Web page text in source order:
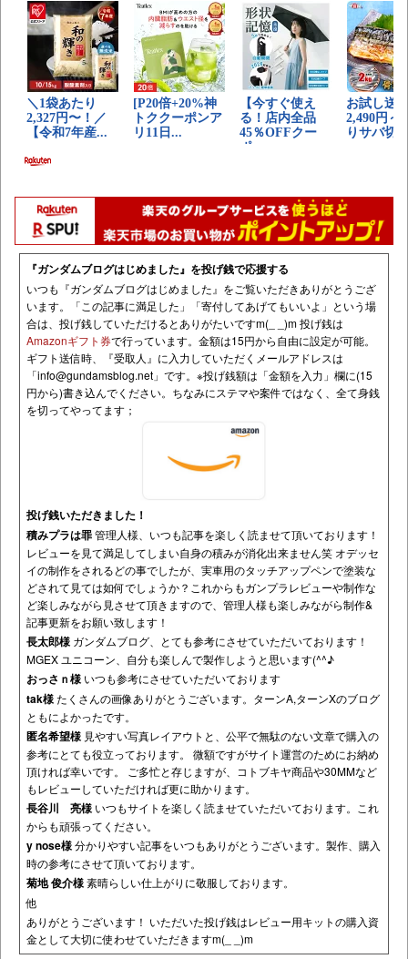
『ガンダムブログはじめました』を投げ銭で応援する
いつも『ガンダムブログはじめました』をご覧いただきありがとうござ
います。「この記事に満足した」「寄付してあげてもいいよ」という場
合は、投げ銭していただけるとありがたいですm(_ _)m 投げ銭は
Amazonギフト券で行っています。金額は15円から自由に設定が可能。
ギフト送信時、『受取人』に入力していただくメールアドレスは
「info@gundamsblog.net 」です。 ※投げ銭額は「金額を入力」欄に(15
円から)書き込んでください。ちなみにステマや案件ではなく、全て身銭
を切ってやってます；
投げ銭いただきました！
積みプラは罪管理人様、いつも記事を楽しく読ませて頂いております！
レビューを見て満足してしまい自身の積みが消化出来ません笑 オデッセ
イの制作をされるどの事でしたが、実車用のタッチアップペンで塗装な
どされて見ては如何でしょうか？これからもガンプラレビューや制作な
ど楽しみながら見させて頂きますので、管理人様も楽しみながら制作&
記事更新をお願い致します！
長太郎様 ガンダムブログ、とても参考にさせていただいております！
MGEX ユニコーン、自分も楽しんで製作しようと思います(^^♪
おっさｎ様 いつも参考にさせていただいております
tak様たくさんの画像ありがとうございます。ターンA,ターンXのブログ
ともによかったです。
匿名希望様 見やすい写真レイアウトと、公平で無駄のない文章で購入の
参考にとても役立っております。 微額ですがサイト運営のためにお納め
頂ければ幸いです。 ご多忙と存じますが、コトブキヤ商品や30MMなど
もレビューしていただければ更に助かります。
長谷川 亮様 いつもサイトを楽しく読ませていただいております。これ
からも頑張ってください。
y nose様分かりやすい記事をいつもありがとうございます。製作、購入
時の参考にさせて頂いております。
菊地 俊介様素晴らしい仕上がりに敬服しております。
他
ありがとうございます！ いただいた投げ銭はレビュー用キットの購入資
金として大切に使わせていただきますm(_ _)m